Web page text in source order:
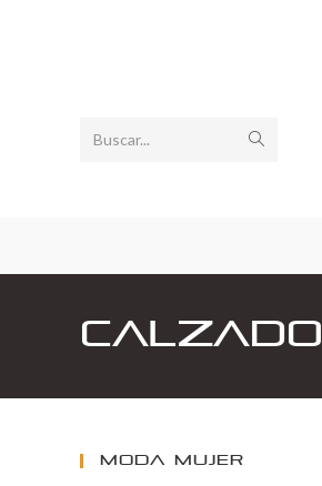
Buscar...
Calzado
MODA MUJER